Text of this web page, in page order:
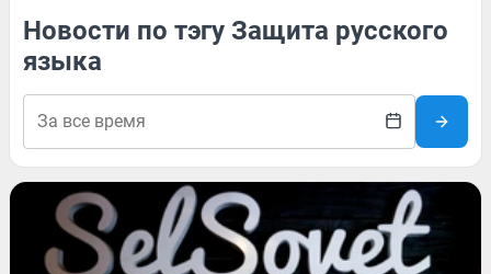
Новости по тэгу Защита русского
языка